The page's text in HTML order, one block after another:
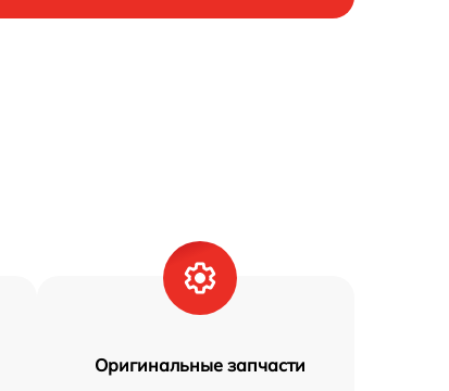
Оригинальные запчасти